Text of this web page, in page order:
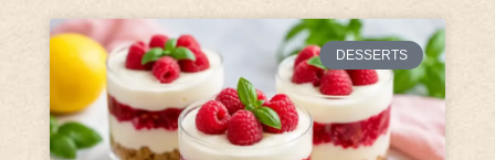
DESSERTS